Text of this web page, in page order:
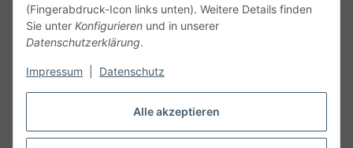
Alle akzeptieren
(Fingerabdruck-Icon links unten). Weitere Details finden
Sie unter Konfigurieren und in unserer
Datenschutzerklärung.
Impressum Datenschutz
Service
Gesetzliche Informationen
Alle technischen Angaben ohne Gewähr. Irrtümer und fehlerhafte